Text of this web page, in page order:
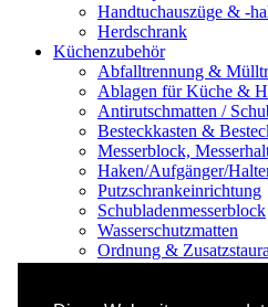
Handtuchauszüge & -
Herdschrank
Küchenzubehör
Abfalltrennung &
Ablagen für Küche &
Antirutschmatten /
Besteckkasten &
Messerblock,
Haken/Aufgänger/
Putzschrankeinrichtung
Schubladenmesserblock
Wasserschutzmatten
Ordnung &